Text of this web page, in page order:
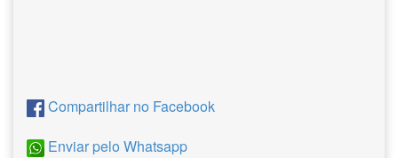
Compartilhar no Facebook
Enviar pelo Whatsapp